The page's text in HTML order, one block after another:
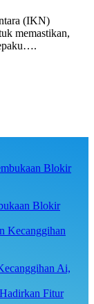
(IKN)
memastikan,
Blokir
Ai,